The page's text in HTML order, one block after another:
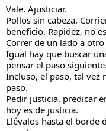
Vale. Ajusticiar.
Pollos sin cabeza.
beneficio. Rapidez, no
Correr de un lado a
Igual hay que buscar
pensar el paso siguiente.
Incluso, el paso, tal vez
paso.
Pedir justicia, predicar
hoy es de justicia.
Llévalos hasta el borde